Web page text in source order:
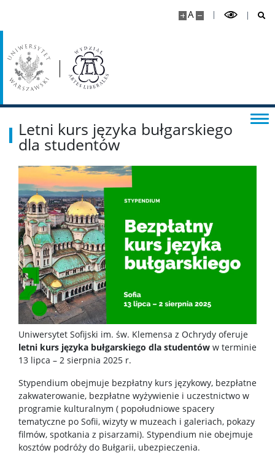
A
Kadra naukowa
Szkolenia i kursy
Dni wolne od pracy
Dla studentów
Ogłoszenia
Dziekanat ds. studenckich
Studia I stopnia
Studia II stopnia
Minigranty
Opłaty
Letni kurs języka bułgarskiego
dla studentów
Uniwersytet Sofijski im. św. Klemensa z Ochrydy oferuje
letni kurs języka bułgarskiego dla studentów w terminie
13 lipca – 2 sierpnia 2025 r.
Stypendium obejmuje bezpłatny kurs językowy, bezpłatne
zakwaterowanie, bezpłatne wyżywienie i uczestnictwo w
programie kulturalnym ( popołudniowe spacery
tematyczne po Sofii, wizyty w muzeach i galeriach, pokazy
filmów, spotkania z pisarzami). Stypendium nie obejmuje
kosztów podróży do Bułgarii, ubezpieczenia.